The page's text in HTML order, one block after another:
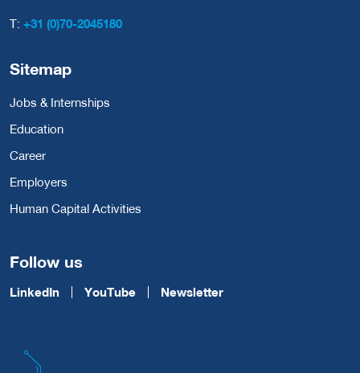
T: +31 (0)70-2045180
Sitemap
Jobs & Internships
Education
Career
Employers
Human Capital Activities
Follow us
LinkedIn YouTube Newsletter